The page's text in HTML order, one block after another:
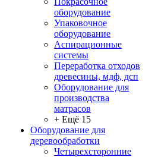
оборудование
Упаковочное
оборудование
Аспирационные
системы
Переработка отходов
древесины, мдф, дсп
Оборудование для
производства
матрасов
+ Ещё 15
Оборудование для
деревообработки
Четырехсторонние